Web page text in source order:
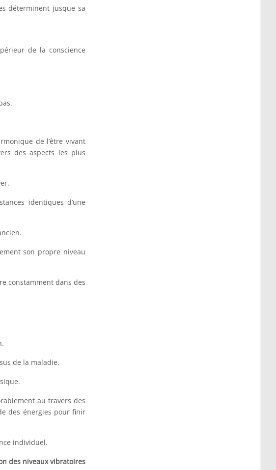
déterminent jusque sa
de la conscience
de l’être vivant
des aspects les plus
identiques d’une
son propre niveau
constamment dans des
de la maladie.
au travers des
des énergies pour finir
individuel.
des niveaux vibratoires